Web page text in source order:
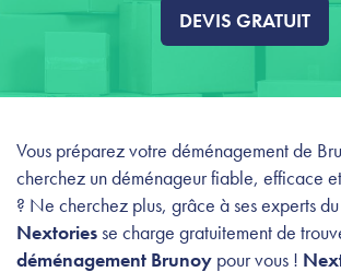
DEVIS GRATUIT
Vous préparez votre déménagement de
cherchez un déménageur fiable, efficace
? Ne cherchez plus, grâce à ses experts
Nextoriesse charge gratuitement de
déménagement Brunoy pour vous !